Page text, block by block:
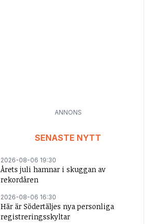
ANNONS
SENASTE NYTT
2026-08-06 19:30
Årets juli hamnar i skuggan av
rekordåren
2026-08-06 16:30
Här är Södertäljes nya personliga
registreringsskyltar